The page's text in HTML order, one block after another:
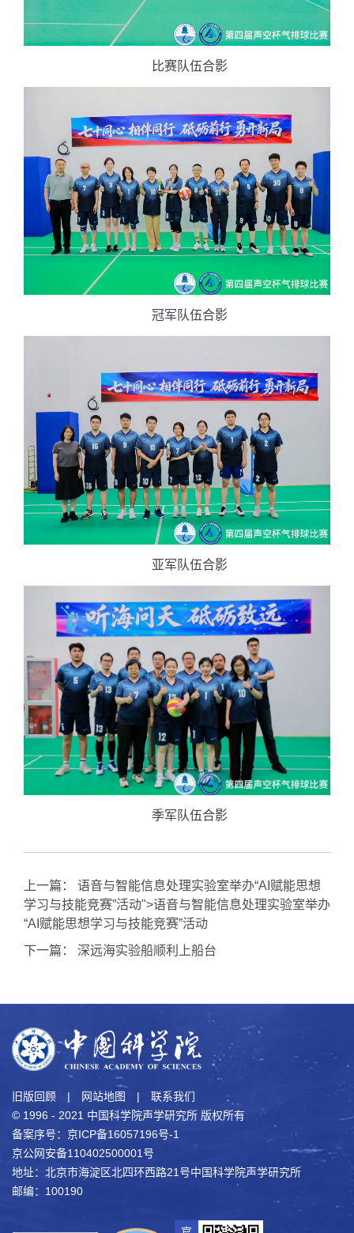
比赛队伍合影
冠军队伍合影
亚军队伍合影
季军队伍合影
上一篇：
语音与智能信息处理实验室举办“AI赋能思想
学习与技能竞赛”活动">语音与智能信息处理实验室举办
“AI赋能思想学习与技能竞赛”活动
下一篇：
深远海实验船顺利上船台
旧版回顾 | 网站地图 |
联系我们
© 1996 - 2021 中国科学院声学研究所 版权所有
备案序号：京ICP备16057196号-1
京公网安备110402500001号
地址：北京市海淀区北四环西路21号中国科学院声学研究所
邮编：100190